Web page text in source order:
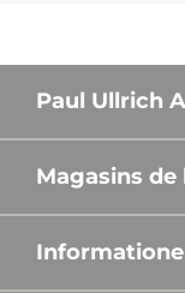
Paul Ullrich
Magasins de